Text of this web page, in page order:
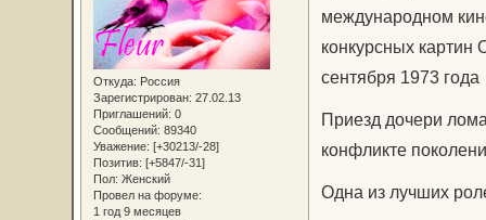
Откуда: Россия
Зарегистрирован: 27.02.13
Приглашений: 0
Сообщений: 89340
Уважение: [+30213/-28]
Позитив: [+5847/-31]
Пол: Женский
Провел на форуме:
1 год 9 месяцев
международном
конкурсных
сентября 1973 года
Приезд дочери
конфликте
Одна из лучших